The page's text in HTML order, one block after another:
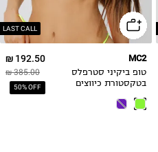
LAST CALL
192.50 ₪
385.00 ₪
50% OFF
MC2
טופ ביקיני סטרפלס
בטקסטורת כיווצים